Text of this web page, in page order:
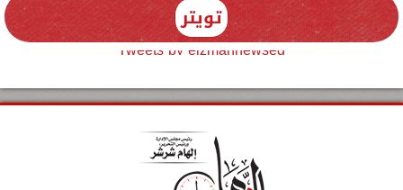
تويتر
Tweets by elzmannewseg